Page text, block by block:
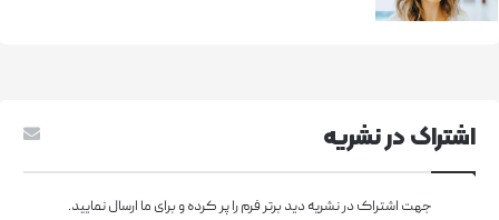
اشتراک در نشريه
جهت اشتراک در نشریه دید برتر فرم را پر کرده و برای ما ارسال نمایید.